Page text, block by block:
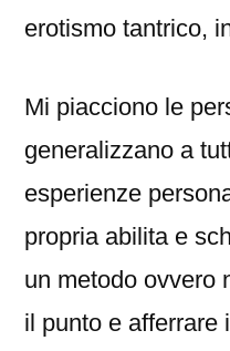
erotismo tantrico,
Mi piacciono le
generalizzano a
esperienze
propria abilita e
un metodo ovvero
il punto e afferrare